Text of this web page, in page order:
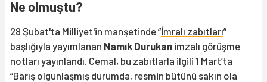
Ne olmuştu?
28 Şubat'ta Milliyet'in manşetinde “İmralı zabıtları”
başlığıyla yayımlanan Namık Durukan imzalı görüşme
notları yayınlandı. Cemal, bu zabıtlarla ilgili 1 Mart’ta
“Barış olgunlaşmış durumda, resmin bütünü sakın ola